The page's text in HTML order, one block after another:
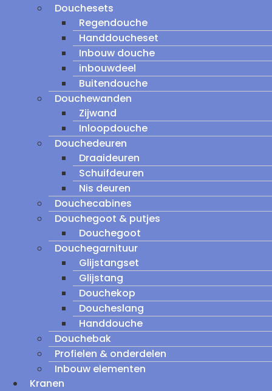
Douchesets
Regendouche
Handdoucheset
Inbouw douche
inbouwdeel
Buitendouche
Douchewanden
Zijwand
Inloopdouche
Douchedeuren
Draaideuren
Schuifdeuren
Nis deuren
Douchecabines
Douchegoot & putjes
Douchegoot
Douchegarnituur
Glijstangset
Glijstang
Douchekop
Doucheslang
Handdouche
Douchebak
Profielen & onderdelen
Inbouw elementen
Kranen